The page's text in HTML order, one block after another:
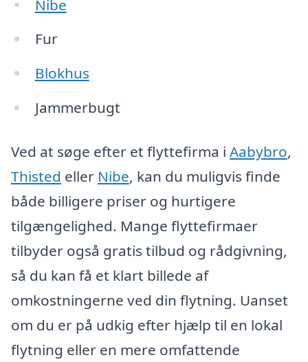
Nibe
Fur
Blokhus
Jammerbugt
Ved at søge efter et flyttefirma i Aabybro,
Thisted eller Nibe, kan du muligvis finde
både billigere priser og hurtigere
tilgængelighed. Mange flyttefirmaer
tilbyder også gratis tilbud og rådgivning,
så du kan få et klart billede af
omkostningerne ved din flytning. Uanset
om du er på udkig efter hjælp til en lokal
flytning eller en mere omfattende